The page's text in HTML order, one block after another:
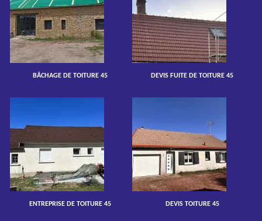
BÂCHAGE DE TOITURE 45 DEVIS FUITE DE TOITURE 45
ENTREPRISE DE TOITURE 45 DEVIS TOITURE 45